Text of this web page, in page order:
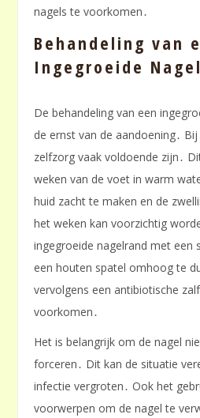
nagels te voorkomen․
Behandeling van
Ingegroeide Nagel
De behandeling van een
de ernst van de aandoening․
zelfzorg vaak voldoende zijn․
weken van de voet in warm
huid zacht te maken en de
het weken kan voorzichtig
ingegroeide nagelrand met
een houten spatel omhoog te
vervolgens een antibiotische
voorkomen․
Het is belangrijk om de nagel
forceren․ Dit kan de situatie
infectie vergroten․ Ook het
voorwerpen om de nagel te